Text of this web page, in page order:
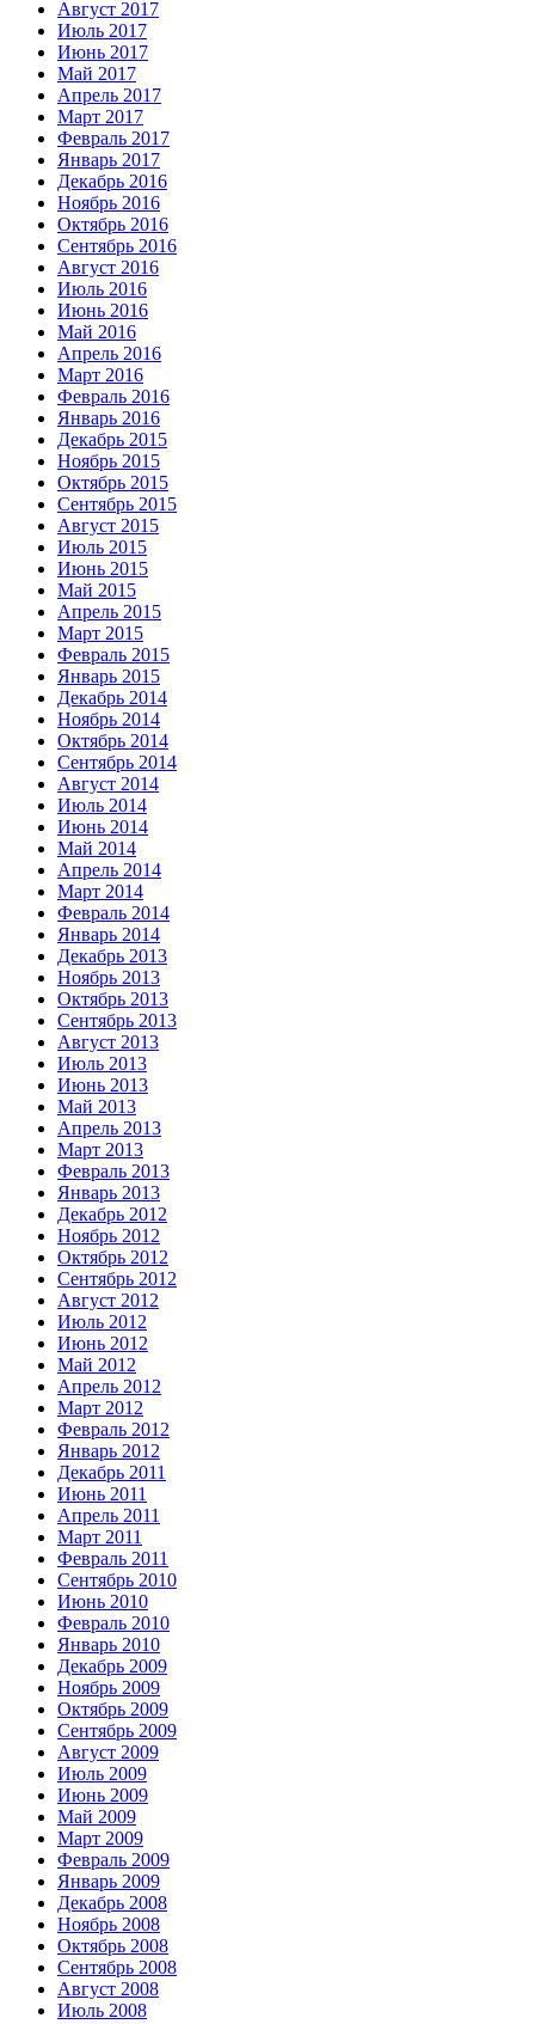
Август 2017
Июль 2017
Июнь 2017
Май 2017
Апрель 2017
Март 2017
Февраль 2017
Январь 2017
Декабрь 2016
Ноябрь 2016
Октябрь 2016
Сентябрь 2016
Август 2016
Июль 2016
Июнь 2016
Май 2016
Апрель 2016
Март 2016
Февраль 2016
Январь 2016
Декабрь 2015
Ноябрь 2015
Октябрь 2015
Сентябрь 2015
Август 2015
Июль 2015
Июнь 2015
Май 2015
Апрель 2015
Март 2015
Февраль 2015
Январь 2015
Декабрь 2014
Ноябрь 2014
Октябрь 2014
Сентябрь 2014
Август 2014
Июль 2014
Июнь 2014
Май 2014
Апрель 2014
Март 2014
Февраль 2014
Январь 2014
Декабрь 2013
Ноябрь 2013
Октябрь 2013
Сентябрь 2013
Август 2013
Июль 2013
Июнь 2013
Май 2013
Апрель 2013
Март 2013
Февраль 2013
Январь 2013
Декабрь 2012
Ноябрь 2012
Октябрь 2012
Сентябрь 2012
Август 2012
Июль 2012
Июнь 2012
Май 2012
Апрель 2012
Март 2012
Февраль 2012
Январь 2012
Декабрь 2011
Июнь 2011
Апрель 2011
Март 2011
Февраль 2011
Сентябрь 2010
Июнь 2010
Февраль 2010
Январь 2010
Декабрь 2009
Ноябрь 2009
Октябрь 2009
Сентябрь 2009
Август 2009
Июль 2009
Июнь 2009
Май 2009
Март 2009
Февраль 2009
Январь 2009
Декабрь 2008
Ноябрь 2008
Октябрь 2008
Сентябрь 2008
Август 2008
Июль 2008